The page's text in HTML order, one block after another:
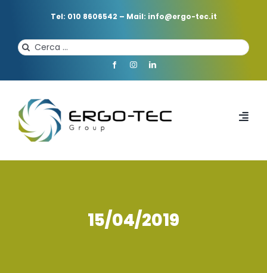
Tel: 010 8606542 – Mail: info@ergo-tec.it
Cerca
per:
HOME
15/04/2019